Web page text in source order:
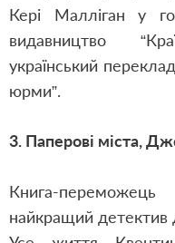
Кері Малліган у
видавництво
український
юрми”.
3. Паперові міста,
Книга-
найкращий детектив